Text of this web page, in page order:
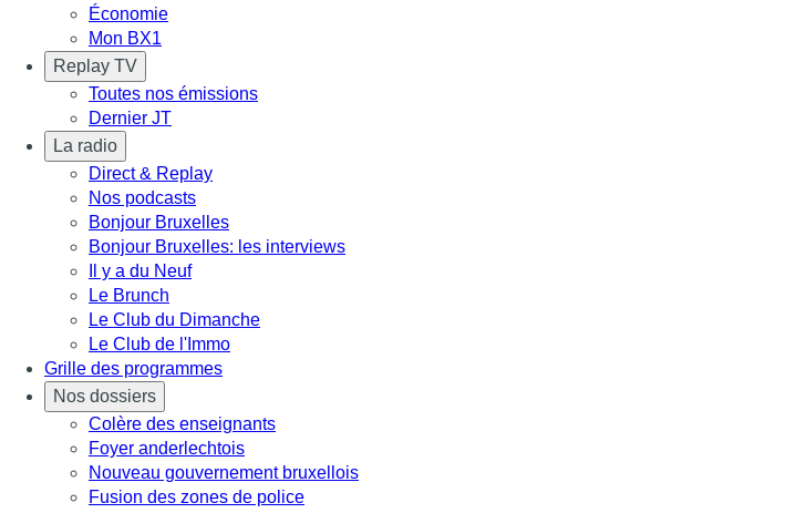
Économie
Mon BX1
Replay TV
Toutes nos émissions
Dernier JT
La radio
Direct & Replay
Nos podcasts
Bonjour Bruxelles
Bonjour Bruxelles: les interviews
Il y a du Neuf
Le Brunch
Le Club du Dimanche
Le Club de l'Immo
Grille des programmes
Nos dossiers
Colère des enseignants
Foyer anderlechtois
Nouveau gouvernement bruxellois
Fusion des zones de police